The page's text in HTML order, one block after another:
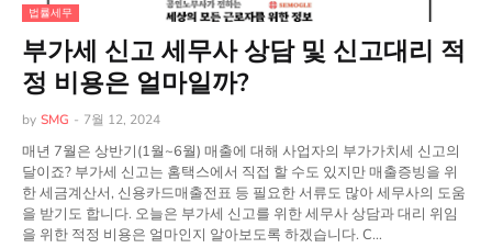
법률세무
부가세 신고 세무사 상담 및 신고대리 적
정 비용은 얼마일까?
by SMG - 7월 12, 2024
매년 7월은 상반기(1월~6월) 매출에 대해 사업자의 부가가치세 신고의
달이죠? 부가세 신고는 홈택스에서 직접 할 수도 있지만 매출증빙을 위
한 세금계산서, 신용카드매출전표 등 필요한 서류도 많아 세무사의 도움
을 받기도 합니다. 오늘은 부가세 신고를 위한 세무사 상담과 대리 위임
을 위한 적정 비용은 얼마인지 알아보도록 하겠습니다. C…